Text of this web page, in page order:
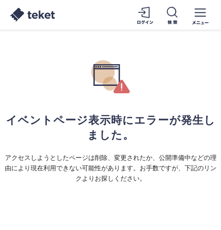
イベントページ表示時にエラーが発生し
ました。
アクセスしようとしたページは削除、変更されたか、公開準備中などの理
由により現在利用できない可能性があります。お手数ですが、下記のリン
クよりお探しください。